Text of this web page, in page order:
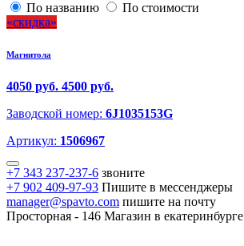
По названию
По стоимости
скидка
Магнитола
4050 руб. 4500 руб.
Заводской номер: 6J1035153G
Артикул: 1506967
+7 343 237-237-6 звоните
+7 902 409-97-93 Пишите в мессенджеры
manager@spavto.com пишите на почту
Просторная - 146 Магазин в екатеринбурге